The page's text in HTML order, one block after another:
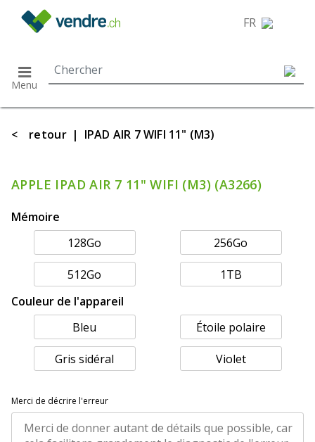
FR
Menu
< retour | IPAD AIR 7 WIFI 11" (M3)
APPLE IPAD AIR 7 11" WIFI (M3) (A3266)
Mémoire
128Go
256Go
512Go
1TB
Couleur de l'appareil
Bleu
Étoile polaire
Gris sidéral Violet
Merci de décrire l'erreur